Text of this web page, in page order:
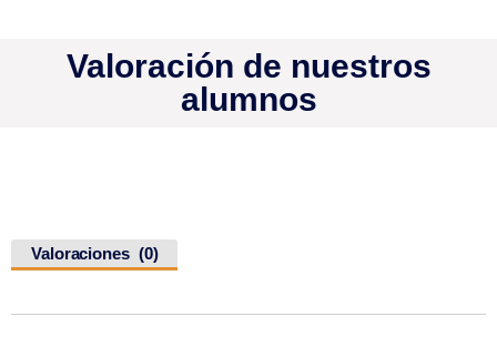
Valoración de nuestros
alumnos
Valoraciones (0)